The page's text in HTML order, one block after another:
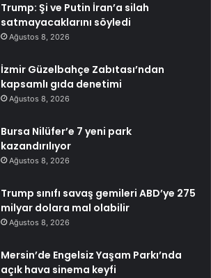
Trump: Şi ve Putin İran’a silah
satmayacaklarını söyledi
Ağustos 8, 2026
İzmir Güzelbahçe Zabıtası’ndan
kapsamlı gıda denetimi
Ağustos 8, 2026
Bursa Nilüfer’e 7 yeni park
kazandırılıyor
Ağustos 8, 2026
Trump sınıfı savaş gemileri ABD’ye 275
milyar dolara mal olabilir
Ağustos 8, 2026
Mersin’de Engelsiz Yaşam Parkı’nda
açık hava sinema keyfi